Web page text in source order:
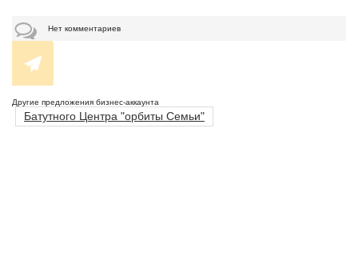
Нет комментариев
Другие предложения бизнес-аккаунта
Батутного Центра "орбиты Семьи"